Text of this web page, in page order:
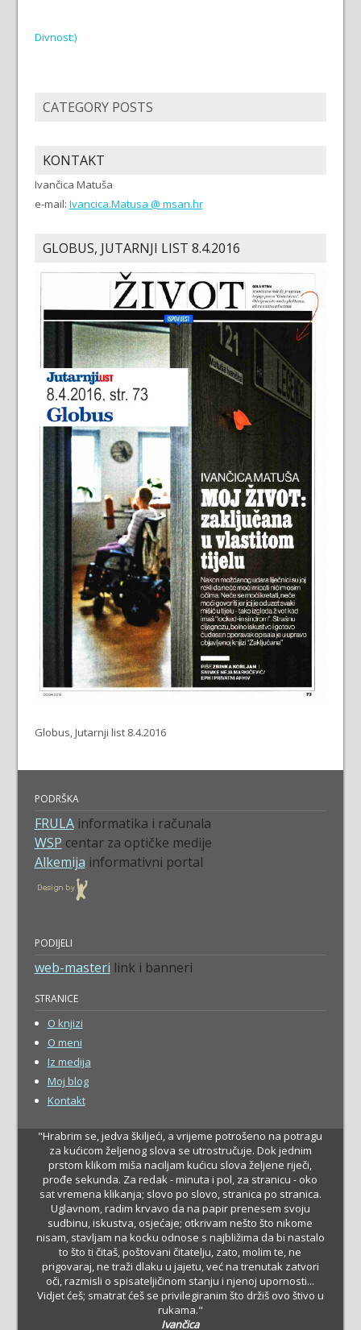
Divnost:)
CATEGORY POSTS
KONTAKT
Ivančica Matuša
e-mail: Ivancica.Matusa @ msan.hr
GLOBUS, JUTARNJI LIST 8.4.2016
Globus, Jutarnji list 8.4.2016
PODRŠKA
FRULAinformatika i računala
WSP centar za optičke medije
Alkemija informativni portal
PODIJELI
web-masteri link i banneri
STRANICE
O knjizi
O meni
Iz medija
Moj blog
Kontakt
"Hrabrim se, jedva škiljeći, a vrijeme potrošeno na potragu
za kućicom željenog slova se utrostručuje. Dok jednim
prstom klikom miša naciljam kućicu slova željene riječi,
prođe sekunda. Za redak - minuta i pol, za stranicu - oko
sat vremena klikanja; slovo po slovo, stranica po stranica.
Uglavnom, radim krvavo da na papir prenesem svoju
sudbinu, iskustva, osjećaje; otkrivam nešto što nikome
nisam, stavljam na kocku odnose s najbližima da bi nastalo
to što ti čitaš, poštovani čitatelju, zato, molim te, ne
prigovaraj, ne traži dlaku u jajetu, već na trenutak zatvori
oči, razmisli o spisateljičinom stanju i njenoj upornosti...
Vidjet ćeš; smatrat ćeš se privilegiranim što držiš ovo štivo u
rukama."
Ivančica